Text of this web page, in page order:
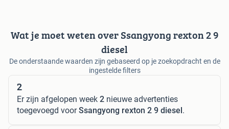
Wat je moet weten over Ssangyong rexton 2 9
diesel
De onderstaande waarden zijn gebaseerd op je zoekopdracht en de
ingestelde filters
2
Er zijn afgelopen week 2 nieuwe advertenties
toegevoegd voorSsangyong rexton 2 9 diesel .